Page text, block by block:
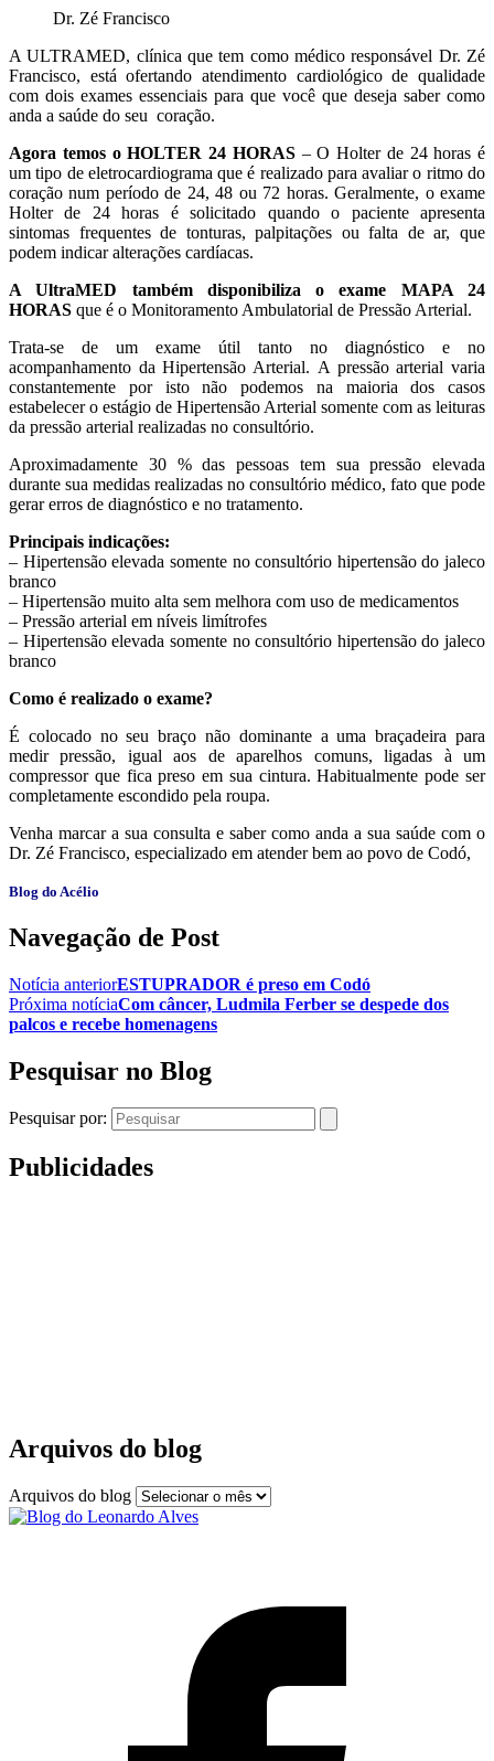
Dr. Zé Francisco
A ULTRAMED, clínica que tem como médico responsável Dr. Zé
Francisco, está ofertando atendimento cardiológico de qualidade
com dois exames essenciais para que você que deseja saber como
anda a saúde do seu coração.
Agora temos o HOLTER 24 HORAS– O Holter de 24 horas é
um tipo de eletrocardiograma que é realizado para avaliar o ritmo do
coração num período de 24, 48 ou 72 horas. Geralmente, o exame
Holter de 24 horas é solicitado quando o paciente apresenta
sintomas frequentes de tonturas, palpitações ou falta de ar, que
podem indicar alterações cardíacas.
A UltraMED também disponibiliza o exame MAPA 24
HORAS que é o Monitoramento Ambulatorial de Pressão Arterial.
Trata-se de um exame útil tanto no diagnóstico e no
acompanhamento da Hipertensão Arterial. A pressão arterial varia
constantemente por isto não podemos na maioria dos casos
estabelecer o estágio de Hipertensão Arterial somente com as leituras
da pressão arterial realizadas no consultório.
Aproximadamente 30 % das pessoas tem sua pressão elevada
durante sua medidas realizadas no consultório médico, fato que pode
gerar erros de diagnóstico e no tratamento.
Principais indicações:
– Hipertensão elevada somente no consultório hipertensão do jaleco
branco
– Hipertensão muito alta sem melhora com uso de medicamentos
– Pressão arterial em níveis limítrofes
– Hipertensão elevada somente no consultório hipertensão do jaleco
branco
Como é realizado o exame?
É colocado no seu braço não dominante a uma braçadeira para
medir pressão, igual aos de aparelhos comuns, ligadas à um
compressor que fica preso em sua cintura. Habitualmente pode ser
completamente escondido pela roupa.
Venha marcar a sua consulta e saber como anda a sua saúde com o
Dr. Zé Francisco, especializado em atender bem ao povo de Codó,
Blog do Acélio
Navegação de Post
Notícia anteriorESTUPRADOR é preso em Codó
Próxima notíciaCom câncer, Ludmila Ferber se despede dos
palcos e recebe homenagens
Pesquisar no Blog
Pesquisar por:
Publicidades
Arquivos do blog
Arquivos do blog